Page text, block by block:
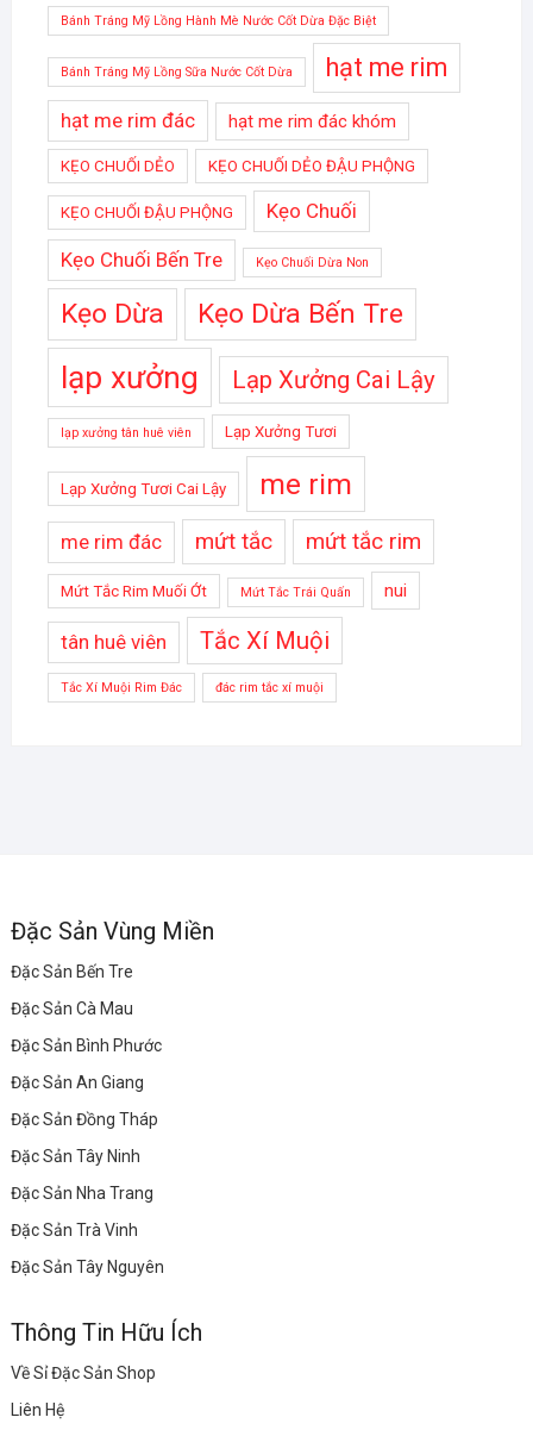
Bánh Tráng Mỹ Lồng Hành Mè Nước Cốt Dừa Đặc Biệt
Bánh Tráng Mỹ Lồng Sữa Nước Cốt Dừa hạt me rim
hạt me rim đác hạt me rim đác khóm
KẸO CHUỐI DẺO KẸO CHUỐI DẺO ĐẬU PHỘNG
KẸO CHUỐI ĐẬU PHỘNG Kẹo Chuối
Kẹo Chuối Bến Tre Kẹo Chuối Dừa Non
Kẹo Dừa Kẹo Dừa Bến Tre
lạp xưởng Lạp Xưởng Cai Lậy
lạp xưởng tân huê viên Lạp Xưởng Tươi
Lạp Xưởng Tươi Cai Lậy me rim
me rim đác mứt tắc mứt tắc rim
Mứt Tắc Rim Muối Ớt Mứt Tắc Trái Quấn nui
tân huê viên Tắc Xí Muội
Tắc Xí Muội Rim Đác đác rim tắc xí muội
Đặc Sản Vùng Miền
Đặc Sản Bến Tre
Đặc Sản Cà Mau
Đặc Sản Bình Phước
Đặc Sản An Giang
Đặc Sản Đồng Tháp
Đặc Sản Tây Ninh
Đặc Sản Nha Trang
Đặc Sản Trà Vinh
Đặc Sản Tây Nguyên
Thông Tin Hữu Ích
Về Sỉ Đặc Sản Shop
Liên Hệ